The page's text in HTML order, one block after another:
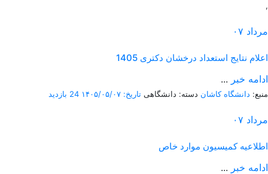
,
۰۷ مرداد
اعلام نتایج استعداد درخشان دکتری 1405
... ادامه خبر
منبع: دانشگاه کاشان دسته: دانشگاهی تاریخ: ۱۴۰۵/۰۵/۰۷ 24 بازدید
۰۷ مرداد
اطلاعیه کمیسیون موارد خاص
... ادامه خبر